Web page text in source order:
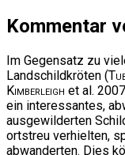
Kommentar
Im Gegensatz zu
Landschildkröten (
Kimberleigh et al.
ein interessantes,
ausgewilderten
ortstreu verhielten,
abwanderten. Dies